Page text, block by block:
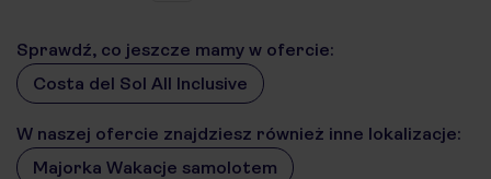
Sprawdź, co jeszcze mamy w ofercie:
Costa del Sol All Inclusive
W naszej ofercie znajdziesz również inne lokalizacje:
Majorka Wakacje samolotem